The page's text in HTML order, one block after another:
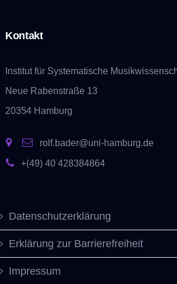
Kontakt
Institut für Systematische
Neue Rabenstraße 13
20354 Hamburg
rolf.bader@uni-hamburg.de
+(49) 40 428384864
Datenschutzerklärung
Erklärung zur Barrierefreiheit
Impressum